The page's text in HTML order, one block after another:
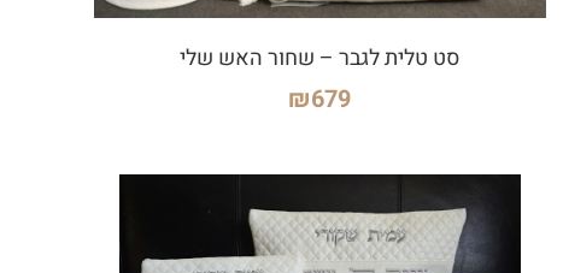
סט טלית לגבר – שחור האש שלי
₪679